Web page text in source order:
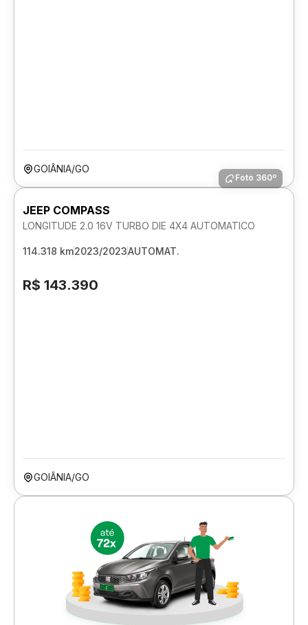
GOIÂNIA/GO
Foto 360º
JEEP COMPASS
LONGITUDE 2.0 16V TURBO DIE 4X4 AUTOMATICO
114.318 km2023/2023AUTOMAT.
R$ 143.390
GOIÂNIA/GO